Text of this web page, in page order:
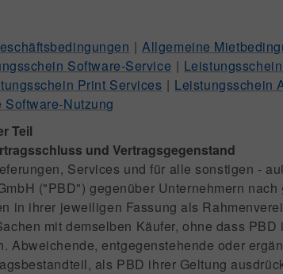
| Allgemeine
Software-Service |
Print Services | Leistungsschein
Nutzung
Teil
und Vertragsgegenstand
Services und für alle sonstigen -
("PBD") gegenüber Unternehmern
in ihrer jeweiligen Fassung als
mit demselben Käufer, ohne dass
Abweichende, entgegenstehende oder
als PBD ihrer Geltung